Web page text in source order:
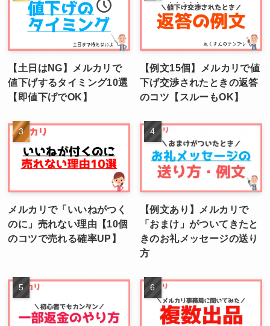
【土日はNG】メルカリで
値下げするタイミング10選
【即値下げでOK】
【例文15個】メルカリで値
下げ交渉されたときの返答
のコツ【スルーもOK】
メルカリで「いいねがつく
のに」売れない理由【10個
のコツで売れる確率UP】
【例文あり】メルカリで
「おまけ」がついてきたと
きのお礼メッセージの送り
方